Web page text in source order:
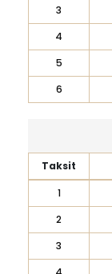
3
4
5
6
Taksit
1
2
3